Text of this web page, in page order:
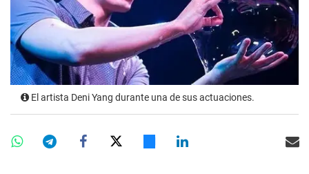
El artista Deni Yang durante una de sus actuaciones.